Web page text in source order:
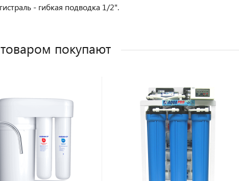
- гибкая подводка 1/2".
покупают